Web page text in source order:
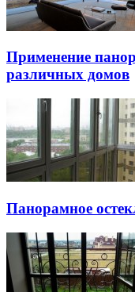
Применение
различных домов
Панорамное